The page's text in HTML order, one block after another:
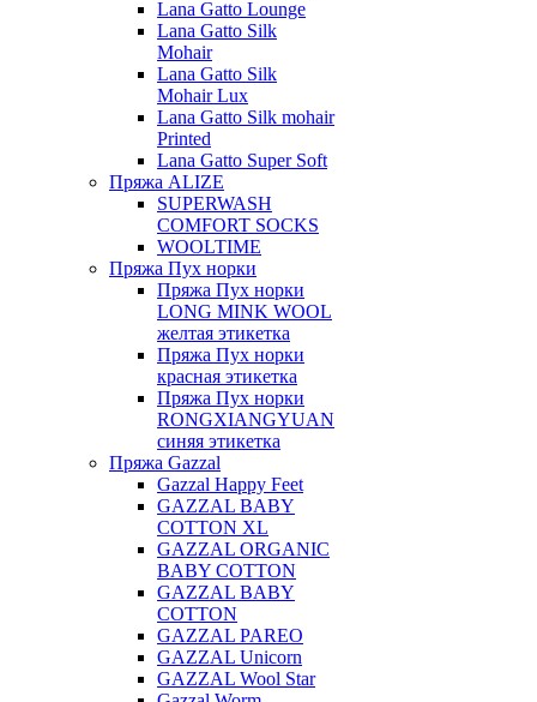
Lana Gatto Lounge
Lana Gatto Silk
Mohair
Lana Gatto Silk
Mohair Lux
Lana Gatto Silk mohair
Printed
Lana Gatto Super Soft
Пряжа ALIZE
SUPERWASH
COMFORT SOCKS
WOOLTIME
Пряжа Пух норки
Пряжа Пух норки
LONG MINK WOOL
желтая этикетка
Пряжа Пух норки
красная этикетка
Пряжа Пух норки
RONGXIANGYUAN
синяя этикетка
Пряжа Gazzal
Gazzal Happy Feet
GAZZAL BABY
COTTON XL
GAZZAL ORGANIC
BABY COTTON
GAZZAL BABY
COTTON
GAZZAL PAREO
GAZZAL Unicorn
GAZZAL Wool Star